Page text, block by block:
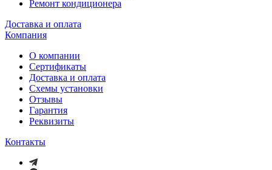
Ремонт кондиционера
Доставка и оплата
Компания
О компании
Сертификаты
Доставка и оплата
Схемы установки
Отзывы
Гарантия
Реквизиты
Контакты